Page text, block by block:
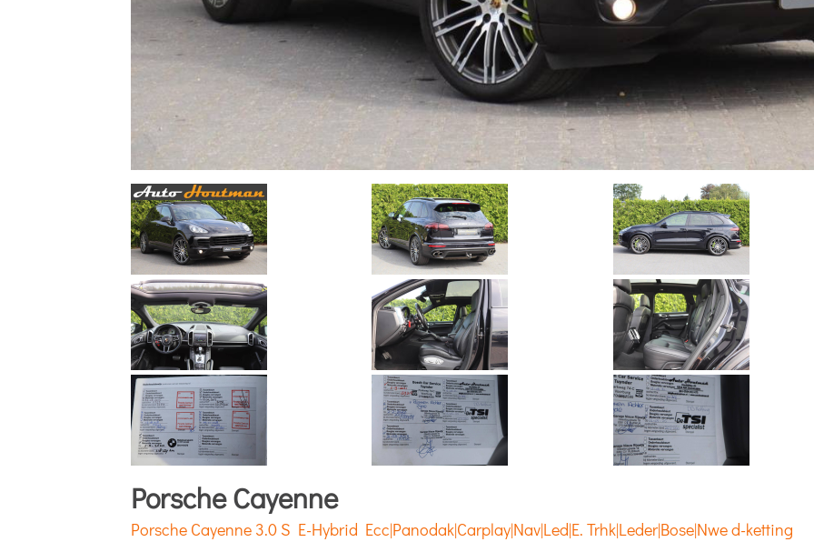
Porsche Cayenne
Porsche Cayenne 3.0 S E-Hybrid Ecc|Panodak|Carplay|Nav|Led|E. Trhk|Leder|Bose|Nwe d-ketting